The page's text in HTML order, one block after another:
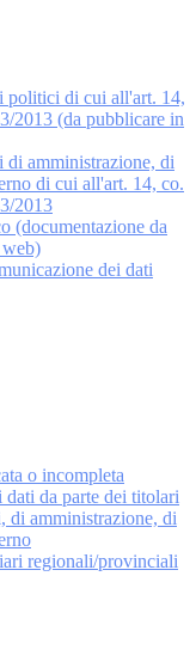
politici di cui all'art. 14,
2013 (da pubblicare in
amministrazione, di
di cui all'art. 14, co.
2013
(documentazione da
dei dati
o incompleta
dati da parte dei titolari
di amministrazione, di
regionali/provinciali